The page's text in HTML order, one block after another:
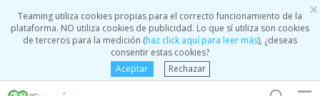
×
Teaming utiliza cookies propias para el correcto funcionamiento de la
plataforma. NO utiliza cookies de publicidad. Lo que sí utiliza son cookies
de terceros para la medición (haz click aquí para leer más), ¿deseas
consentir estas cookies?
Aceptar
Rechazar